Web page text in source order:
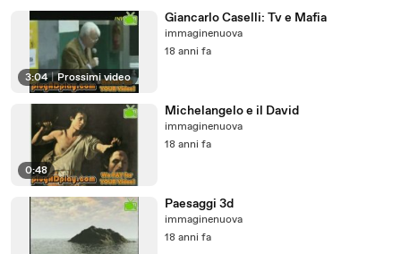
3:04 | Prossimi video
Giancarlo Caselli: Tv e Mafia
immaginenuova
18 anni fa
0:48
Michelangelo e il David
immaginenuova
18 anni fa
Paesaggi 3d
immaginenuova
18 anni fa